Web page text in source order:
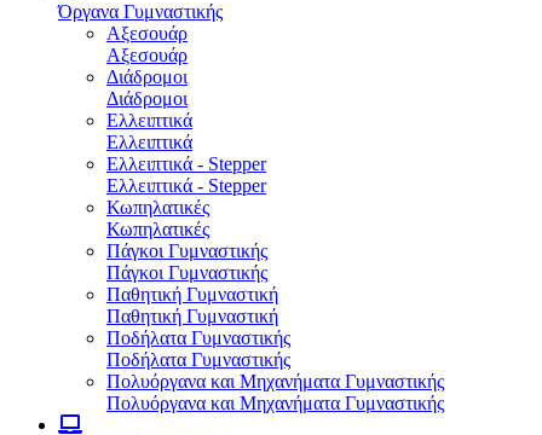
Όργανα Γυμναστικής
Αξεσουάρ
Αξεσουάρ
Διάδρομοι
Διάδρομοι
Ελλειπτικά
Ελλειπτικά
Ελλειπτικά - Stepper
Ελλειπτικά - Stepper
Κωπηλατικές
Κωπηλατικές
Πάγκοι Γυμναστικής
Πάγκοι Γυμναστικής
Παθητική Γυμναστική
Παθητική Γυμναστική
Ποδήλατα Γυμναστικής
Ποδήλατα Γυμναστικής
Πολυόργανα και Μηχανήματα Γυμναστικής
Πολυόργανα και Μηχανήματα Γυμναστικής